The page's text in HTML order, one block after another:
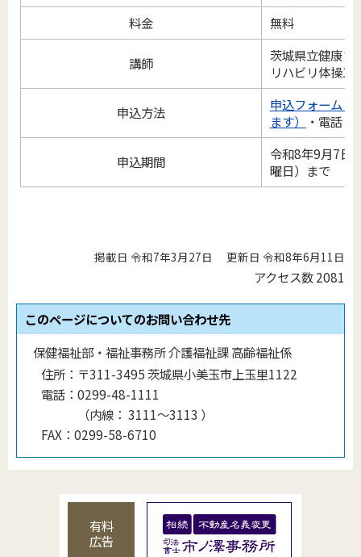
料金
無料
講師
茨城県立健康プ
リハビリ体操1
申込方法
申込フォーム（
ます）
・電話・
申込期間
令和8年9月7日
曜日）まで
掲載日 令和7年3月27日 更新日 令和8年6月11日
アクセス数2081
このページについてのお問い合わせ先
保健福祉部・福祉事務所 介護福祉課 高齢福祉係
住所： 〒311-3495 茨城県小美玉市上玉里1122
電話： 0299-48-1111
（内線 ： 3111～3113 ）
FAX： 0299-58-6710
有料
広告